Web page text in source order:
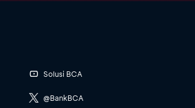
Solusi BCA
@BankBCA